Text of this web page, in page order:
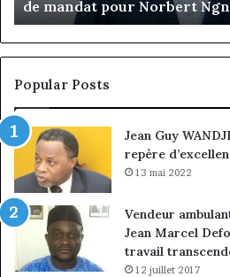
de Jumia Maroc
Popular Posts
Jean Guy
repère
13 mai 2022
Vendeur
Jean Marcel
travail
12 juillet 2017